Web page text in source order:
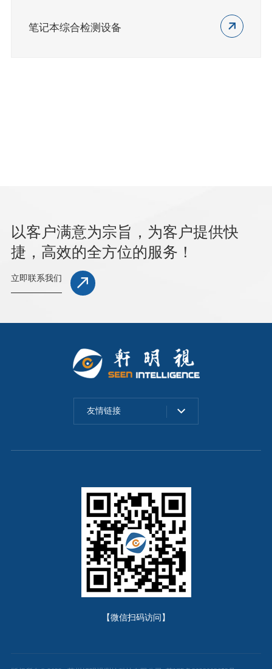
笔记本综合检测设备
以客户满意为宗旨，为客户提供快
捷，高效的全方位的服务！
立即联系我们
友情链接
【微信扫码访问】